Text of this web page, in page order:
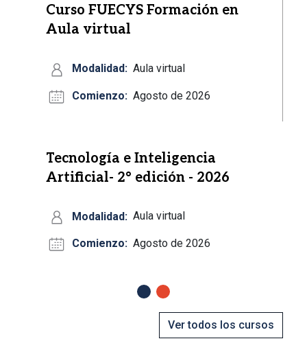
Curso FUECYS Formación en
Aula virtual
Modalidad: Aula virtual
Comienzo: Agosto de 2026
Tecnología e Inteligencia
Artificial- 2° edición - 2026
Modalidad: Aula virtual
Comienzo: Agosto de 2026
Ver todos los cursos